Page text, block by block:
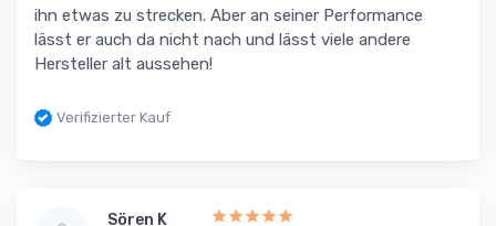
ihn etwas zu strecken. Aber an seiner Performance
lässt er auch da nicht nach und lässt viele andere
Hersteller alt aussehen!
Verifizierter Kauf
Sören K